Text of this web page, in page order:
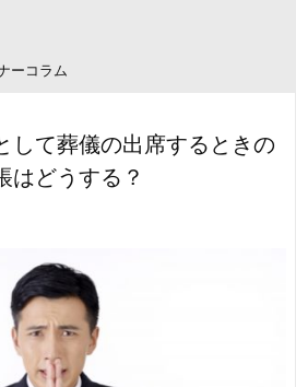
ーコラム
して葬儀の出席するときの
はどうする？